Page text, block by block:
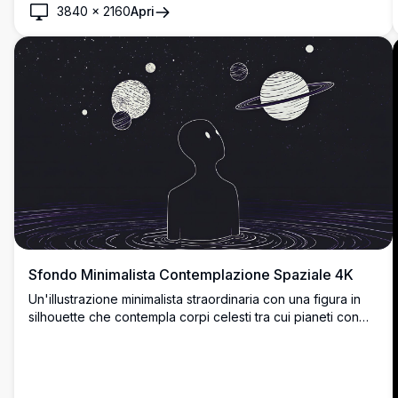
moderno e accattivante con dettagli di qualità premium.
3840 × 2160Apri
Sfondo Minimalista Contemplazione Spaziale 4K
Un'illustrazione minimalista straordinaria con una figura in
silhouette che contempla corpi celesti tra cui pianeti con